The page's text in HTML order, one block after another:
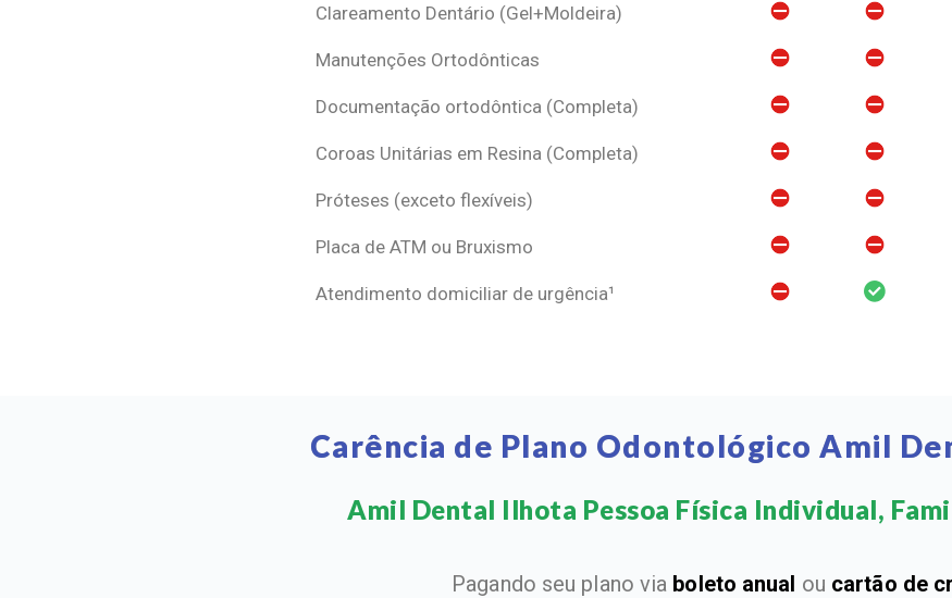
Clareamento Dentário (Gel+Moldeira)
Manutenções Ortodônticas
Documentação ortodôntica (Completa)
Coroas Unitárias em Resina (Completa)
Próteses (exceto flexíveis)
Placa de ATM ou Bruxismo
Atendimento domiciliar de urgência¹
Carência de Plano Odontológico Amil
Amil Dental Ilhota Pessoa Física Individual,
Pagando seu plano via boleto anual ou cartão de